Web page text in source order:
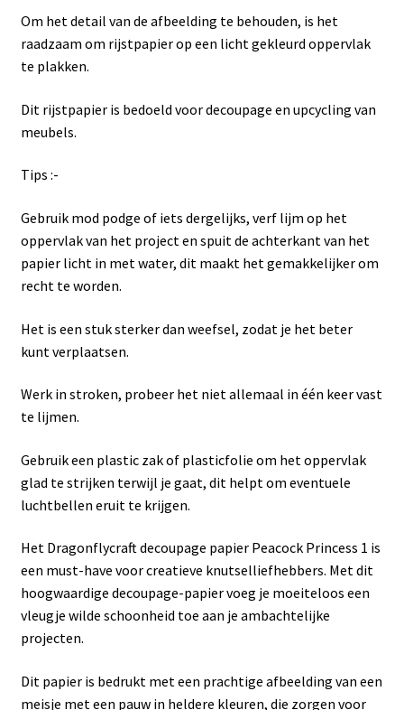
Om het detail van de afbeelding te behouden, is het
raadzaam om rijstpapier op een licht gekleurd oppervlak
te plakken.
Dit rijstpapier is bedoeld voor decoupage en upcycling van
meubels.
Tips :-
Gebruik mod podge of iets dergelijks, verf lijm op het
oppervlak van het project en spuit de achterkant van het
papier licht in met water, dit maakt het gemakkelijker om
recht te worden.
Het is een stuk sterker dan weefsel, zodat je het beter
kunt verplaatsen.
Werk in stroken, probeer het niet allemaal in één keer vast
te lijmen.
Gebruik een plastic zak of plasticfolie om het oppervlak
glad te strijken terwijl je gaat, dit helpt om eventuele
luchtbellen eruit te krijgen.
Het Dragonflycraft decoupage papier Peacock Princess 1 is
een must-have voor creatieve knutselliefhebbers. Met dit
hoogwaardige decoupage-papier voeg je moeiteloos een
vleugje wilde schoonheid toe aan je ambachtelijke
projecten.
Dit papier is bedrukt met een prachtige afbeelding van een
meisje met een pauw in heldere kleuren, die zorgen voor